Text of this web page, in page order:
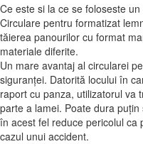
Ce este si la ce se foloseste
Circulare pentru formatizat
tăierea panourilor cu format
materiale diferite.
Un mare avantaj al circularei
siguranței. Datorită locului în
raport cu panza, utilizatorul va
parte a lamei. Poate dura
în acest fel reduce pericolul ca
cazul unui accident.